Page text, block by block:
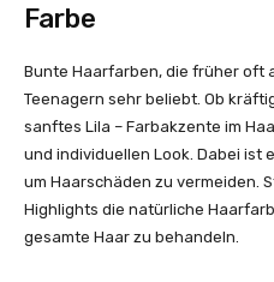
Farbe
Bunte Haarfarben, die früher oft
Teenagern sehr beliebt. Ob
sanftes Lila – Farbakzente im
und individuellen Look. Dabei ist
um Haarschäden zu vermeiden.
Highlights die natürliche
gesamte Haar zu behandeln.